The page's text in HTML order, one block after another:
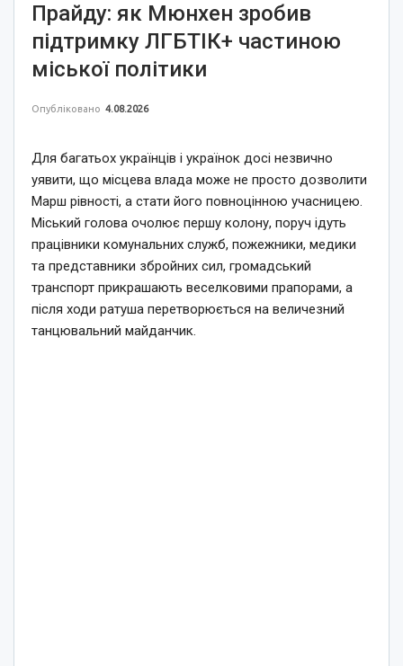
Прайду: як Мюнхен зробив
підтримку ЛГБТІК+ частиною
міської політики
Опубліковано 4.08.2026
Для багатьох українців і українок досі незвично
уявити, що місцева влада може не просто дозволити
Марш рівності, а стати його повноцінною учасницею.
Міський голова очолює першу колону, поруч ідуть
працівники комунальних служб, пожежники, медики
та представники збройних сил, громадський
транспорт прикрашають веселковими прапорами, а
після ходи ратуша перетворюється на величезний
танцювальний майданчик.